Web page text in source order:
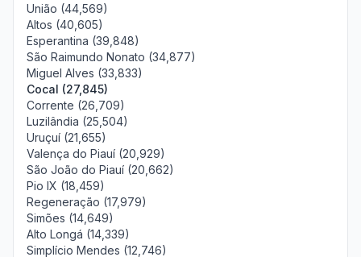
União (44,569)
Altos (40,605)
Esperantina (39,848)
São Raimundo Nonato (34,877)
Miguel Alves (33,833)
Cocal (27,845)
Corrente (26,709)
Luzilândia (25,504)
Uruçuí (21,655)
Valença do Piauí (20,929)
São João do Piauí (20,662)
Pio IX (18,459)
Regeneração (17,979)
Simões (14,649)
Alto Longá (14,339)
Simplício Mendes (12,746)